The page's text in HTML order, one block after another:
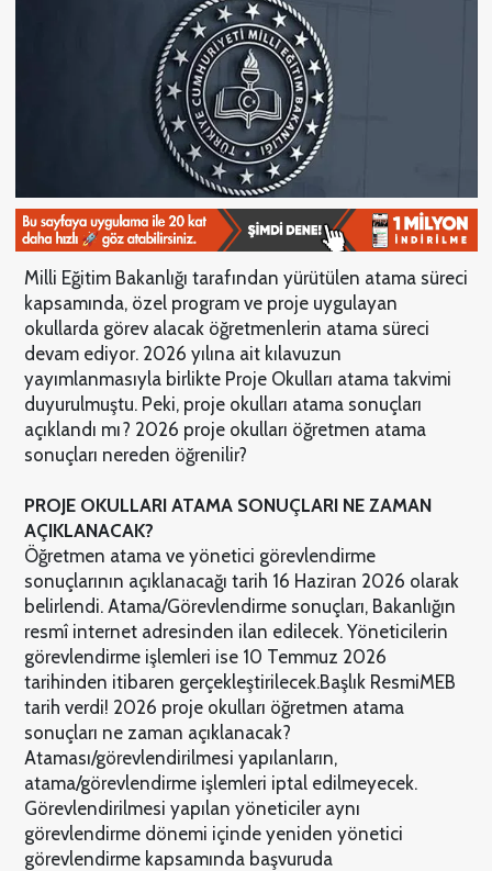
Milli Eğitim Bakanlığı tarafından yürütülen atama süreci
kapsamında, özel program ve proje uygulayan
okullarda görev alacak öğretmenlerin atama süreci
devam ediyor. 2026 yılına ait kılavuzun
yayımlanmasıyla birlikte Proje Okulları atama takvimi
duyurulmuştu. Peki, proje okulları atama sonuçları
açıklandı mı? 2026 proje okulları öğretmen atama
sonuçları nereden öğrenilir?
PROJE OKULLARI ATAMA SONUÇLARI NE ZAMAN
AÇIKLANACAK?
Öğretmen atama ve yönetici görevlendirme
sonuçlarının açıklanacağı tarih 16 Haziran 2026 olarak
belirlendi. Atama/Görevlendirme sonuçları, Bakanlığın
resmî internet adresinden ilan edilecek. Yöneticilerin
görevlendirme işlemleri ise 10 Temmuz 2026
tarihinden itibaren gerçekleştirilecek.Başlık ResmiMEB
tarih verdi! 2026 proje okulları öğretmen atama
sonuçları ne zaman açıklanacak?
Ataması/görevlendirilmesi yapılanların,
atama/görevlendirme işlemleri iptal edilmeyecek.
Görevlendirilmesi yapılan yöneticiler aynı
görevlendirme dönemi içinde yeniden yönetici
görevlendirme kapsamında başvuruda